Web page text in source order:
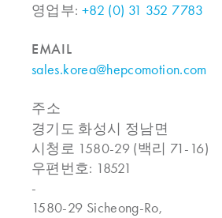
영업부: +82 (0) 31 352 7783
EMAIL
sales.korea@hepcomotion.com
주소
경기도 화성시 정남면
시청로 1580-29 (백리 71-16)
우편번호: 18521
-
1580-29 Sicheong-Ro,